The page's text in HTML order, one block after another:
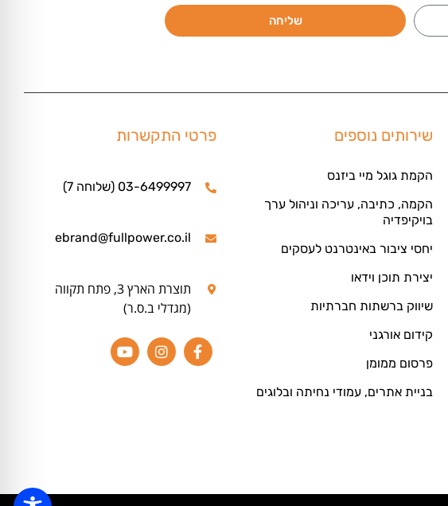
שליחה
שירותים נוספים
הקמת גוגל מיי ביזנס
הקמה, כתיבה, עריכה וניהול ערך
בויקיפדיה
יחסי ציבור באינטרנט לעסקים
יצירת תוכן וידאו
שיווק ברשתות חברתיות
קידום אורגני
פרסום ממומן
בניית אתרים, עמודי נחיתה ובלוגים
פרטי התקשרות
03-6499997 (שלוחה 7)
ebrand@fullpower.co.il
תוצרת הארץ 3, פתח תקווה
(מגדלי ב.ס.ר)